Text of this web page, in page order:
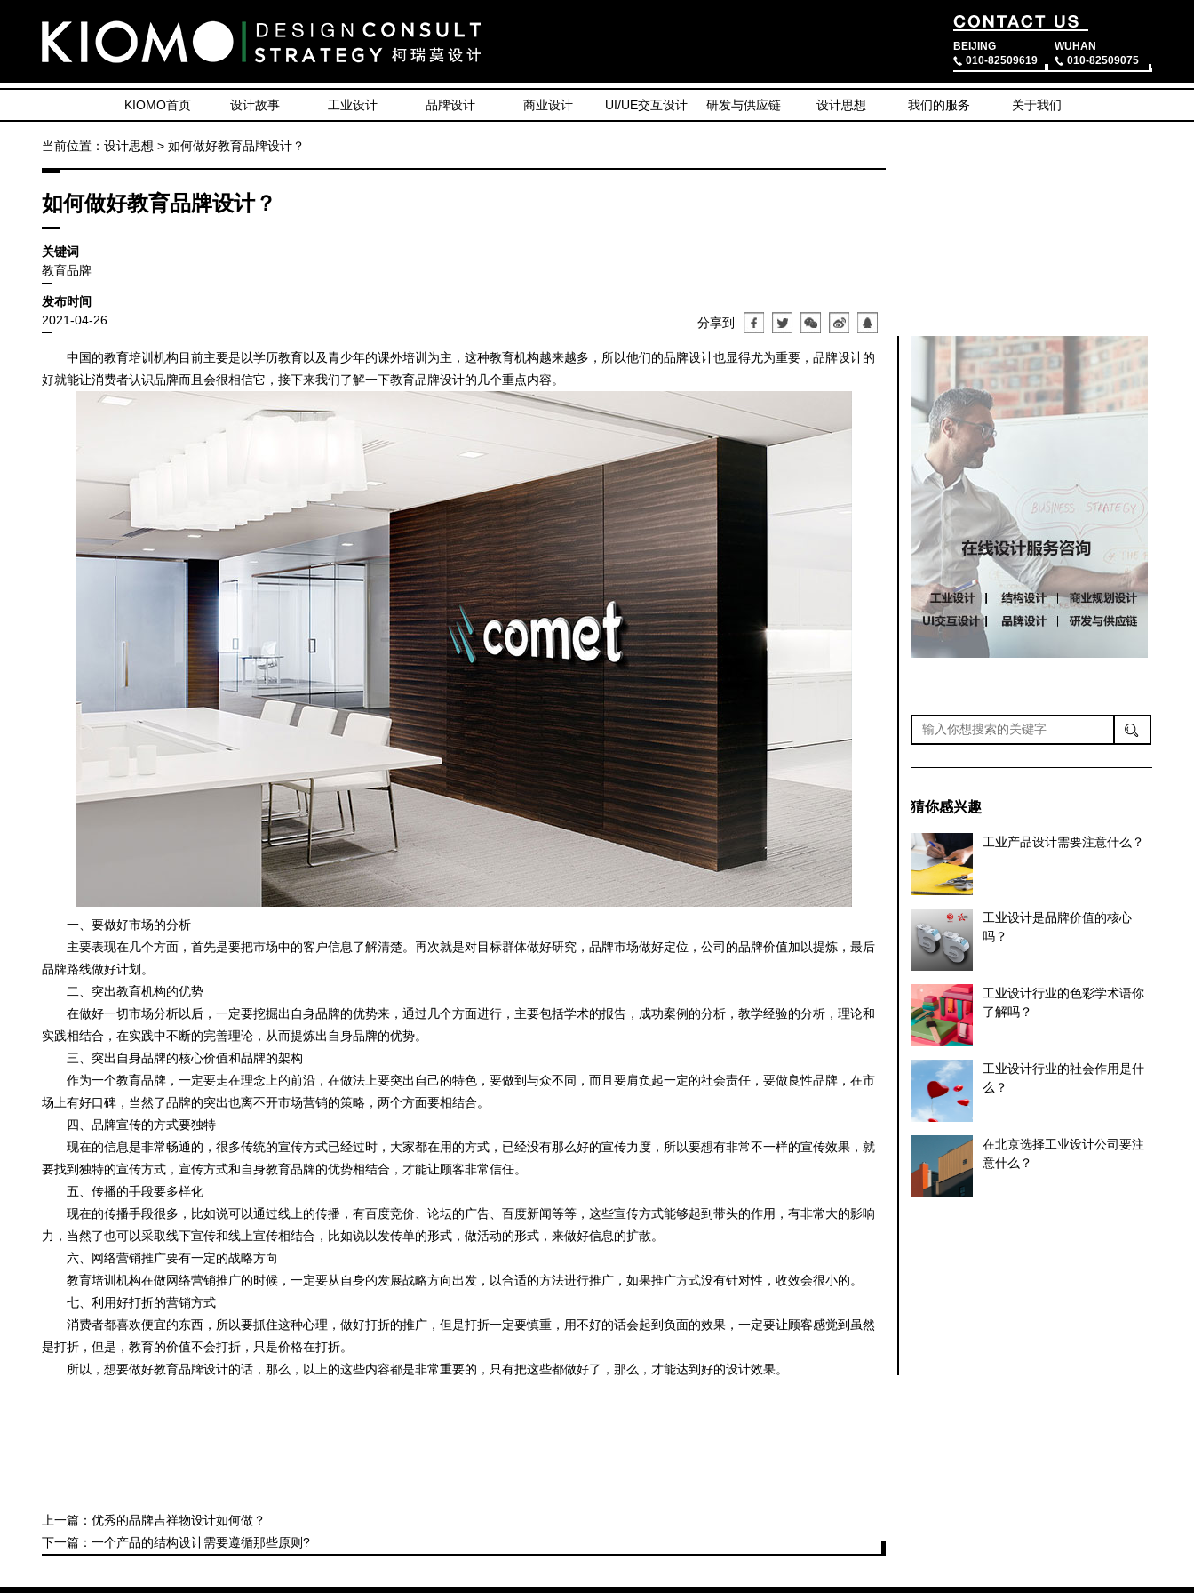
BEIJING
010-82509619
WUHAN
010-82509075
KIOMO首页 设计故事 工业设计 品牌设计 商业设计 UI/UE交互设计 研发与供应链 设计思想 我们的服务 关于我们
当前位置：设计思想 > 如何做好教育品牌设计？
如何做好教育品牌设计？
关键词
教育品牌
发布时间
2021-04-26
分享到
中国的教育培训机构目前主要是以学历教育以及青少年的课外培训为主，这种教育机构越来越多，所以他们的品牌设计也显得尤为重要，品牌设计的
好就能让消费者认识品牌而且会很相信它，接下来我们了解一下教育品牌设计的几个重点内容。
一、要做好市场的分析
主要表现在几个方面，首先是要把市场中的客户信息了解清楚。再次就是对目标群体做好研究，品牌市场做好定位，公司的品牌价值加以提炼，最后
品牌路线做好计划。
二、突出教育机构的优势
在做好一切市场分析以后，一定要挖掘出自身品牌的优势来，通过几个方面进行，主要包括学术的报告，成功案例的分析，教学经验的分析，理论和
实践相结合，在实践中不断的完善理论，从而提炼出自身品牌的优势。
三、突出自身品牌的核心价值和品牌的架构
作为一个教育品牌，一定要走在理念上的前沿，在做法上要突出自己的特色，要做到与众不同，而且要肩负起一定的社会责任，要做良性品牌，在市
场上有好口碑，当然了品牌的突出也离不开市场营销的策略，两个方面要相结合。
四、品牌宣传的方式要独特
现在的信息是非常畅通的，很多传统的宣传方式已经过时，大家都在用的方式，已经没有那么好的宣传力度，所以要想有非常不一样的宣传效果，就
要找到独特的宣传方式，宣传方式和自身教育品牌的优势相结合，才能让顾客非常信任。
五、传播的手段要多样化
现在的传播手段很多，比如说可以通过线上的传播，有百度竞价、论坛的广告、百度新闻等等，这些宣传方式能够起到带头的作用，有非常大的影响
力，当然了也可以采取线下宣传和线上宣传相结合，比如说以发传单的形式，做活动的形式，来做好信息的扩散。
六、网络营销推广要有一定的战略方向
教育培训机构在做网络营销推广的时候，一定要从自身的发展战略方向出发，以合适的方法进行推广，如果推广方式没有针对性，收效会很小的。
七、利用好打折的营销方式
消费者都喜欢便宜的东西，所以要抓住这种心理，做好打折的推广，但是打折一定要慎重，用不好的话会起到负面的效果，一定要让顾客感觉到虽然
是打折，但是，教育的价值不会打折，只是价格在打折。
所以，想要做好教育品牌设计的话，那么，以上的这些内容都是非常重要的，只有把这些都做好了，那么，才能达到好的设计效果。
上一篇：优秀的品牌吉祥物设计如何做？
下一篇：一个产品的结构设计需要遵循那些原则?
猜你感兴趣
工业产品设计需要注意什么？
工业设计是品牌价值的核心
吗？
工业设计行业的色彩学术语你
了解吗？
工业设计行业的社会作用是什
么？
在北京选择工业设计公司要注
意什么？